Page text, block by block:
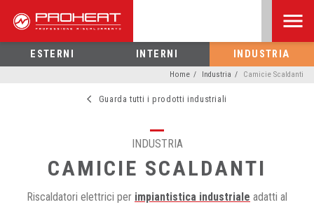
ESTERNI INTERNI INDUSTRIA
Home Industria Camicie Scaldanti
Guarda tutti i prodotti industriali
INDUSTRIA
CAMICIE SCALDANTI
Riscaldatori elettrici per impiantistica industriale adatti al